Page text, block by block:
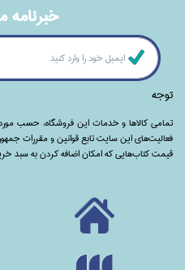
خبرنامه
توجه
تمامی‌ کالاها و خدمات این فروشگاه، حسب
فعالیت‌های این سایت تابع قوانین و مقررات
قیمت کتاب‌هایی که امکان اضافه کردن به سبد